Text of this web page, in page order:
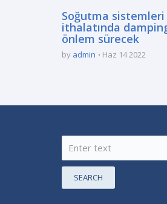
Soğutma sistemleri
ithalatında
önlem sürecek
by admin Haz 14 2022
SEARCH